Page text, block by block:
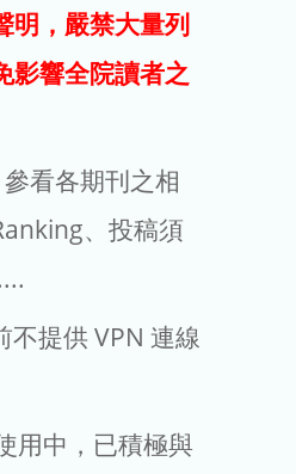
試用
處理費
明，嚴禁大量列
影響全院讀者之
參看各期刊之相
、投稿須
不提供 VPN 連線
用中，已積極與